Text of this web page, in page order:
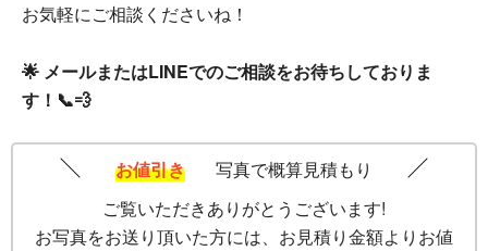
お気軽にご相談くださいね！
🌟 メールまたはLINEでのご相談をお待ちしておりま
す！📞💨
お値引き
写真で概算見積もり
ご覧いただきありがとうございます!
お写真をお送り頂いた方には、お見積り金額よりお値